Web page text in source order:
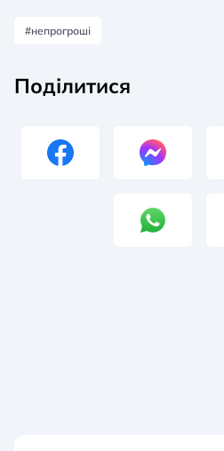
#непрогроші
Поділитися